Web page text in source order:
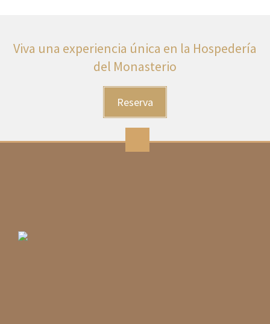
Viva una experiencia única en la Hospedería
del Monasterio
Reserva